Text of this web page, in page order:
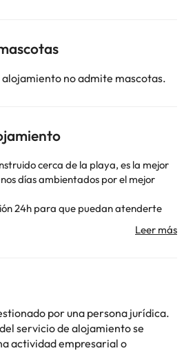
no admite mascotas.
cerca de la playa, es la mejor
días ambientados por el mejor
24h para que puedan atenderte
gratuito, caja fuerte en recepción y
equipadas con aire acondicionado y
mini-nevera (de pago), caja fuerte y
completamente equipado
de pelo y amenities.
del hotel, tranquilos espacios que
descanso. En el Cortijo el Sotillo
por una persona jurídica.
servicio de alojamiento se
actividad empresarial o